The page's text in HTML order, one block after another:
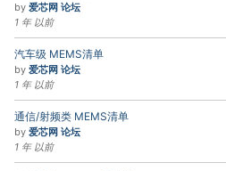
by 爱芯网 论坛
1 年 以前
汽车级 MEMS清单
by 爱芯网 论坛
1 年 以前
通信/射频类 MEMS清单
by 爱芯网 论坛
1 年 以前